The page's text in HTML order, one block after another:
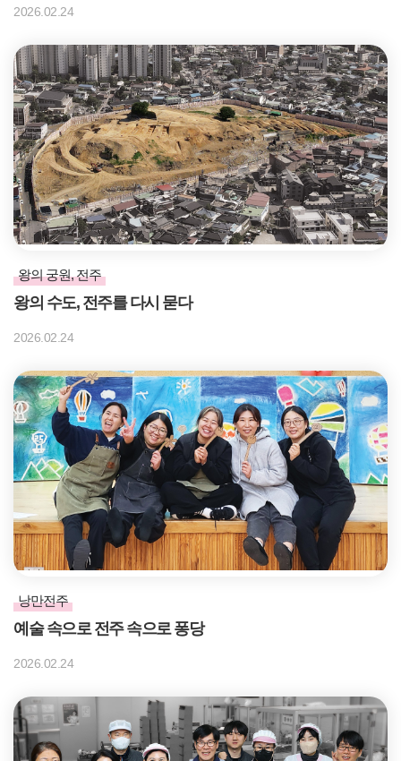
2026.02.24
왕의 궁원, 전주
왕의 수도, 전주를 다시 묻다
2026.02.24
낭만전주
예술 속으로 전주 속으로 퐁당
2026.02.24